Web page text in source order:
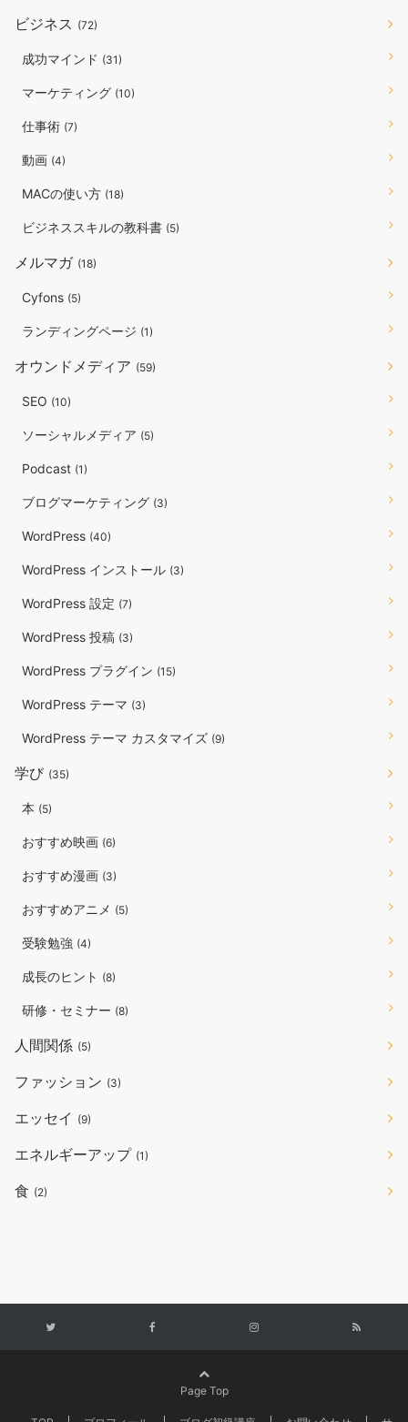
ビジネス (72)
成功マインド (31)
マーケティング (10)
仕事術 (7)
動画 (4)
MACの使い方 (18)
ビジネススキルの教科書 (5)
メルマガ (18)
Cyfons (5)
ランディングページ (1)
オウンドメディア (59)
SEO (10)
ソーシャルメディア (5)
Podcast (1)
ブログマーケティング (3)
WordPress (40)
WordPress インストール (3)
WordPress 設定 (7)
WordPress 投稿 (3)
WordPress プラグイン (15)
WordPress テーマ (3)
WordPress テーマ カスタマイズ (9)
学び (35)
本 (5)
おすすめ映画 (6)
おすすめ漫画 (3)
おすすめアニメ (5)
受験勉強 (4)
成長のヒント (8)
研修・セミナー (8)
人間関係 (5)
ファッション (3)
エッセイ (9)
エネルギーアップ (1)
食 (2)
Page Top